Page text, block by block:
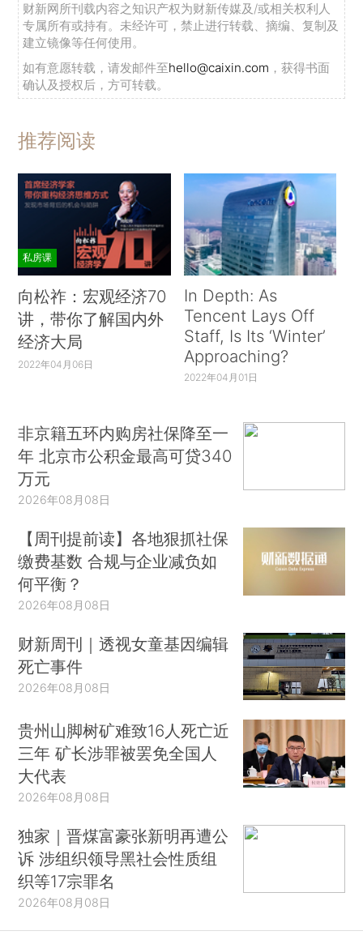
财新网所刊载内容之知识产权为财新传媒及/或相关权利人
专属所有或持有。未经许可，禁止进行转载、摘编、复制及
建立镜像等任何使用。
如有意愿转载，请发邮件至hello@caixin.com ，获得书面
确认及授权后，方可转载。
推荐阅读
私房课
向松祚：宏观经济70
讲，带你了解国内外
经济大局
2022年04月06日
In Depth: As
Tencent Lays Off
Staff, Is Its ‘Winter’
Approaching?
2022年04月01日
非京籍五环内购房社保降至一
年 北京市公积金最高可贷340
万元
2026年08月08日
【周刊提前读】各地狠抓社保
缴费基数 合规与企业减负如
何平衡？
2026年08月08日
财新周刊｜透视女童基因编辑
死亡事件
2026年08月08日
贵州山脚树矿难致16人死亡近
三年 矿长涉罪被罢免全国人
大代表
2026年08月08日
独家｜晋煤富豪张新明再遭公
诉 涉组织领导黑社会性质组
织等17宗罪名
2026年08月08日